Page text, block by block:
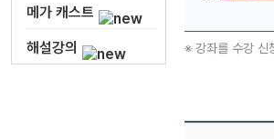
메가 캐스트
해설강의 ※ 강좌를 수강 신